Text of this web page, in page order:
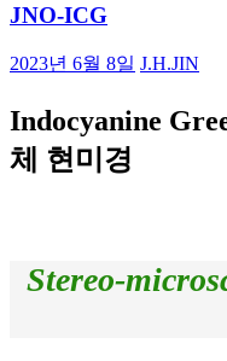
JNO-ICG
2023년 6월 8일 J.H.JIN
Indocyanine
체 현미경
Stereo-